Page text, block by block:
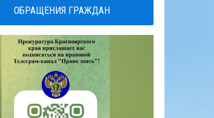
ОБРАЩЕНИЯ ГРАЖДАН